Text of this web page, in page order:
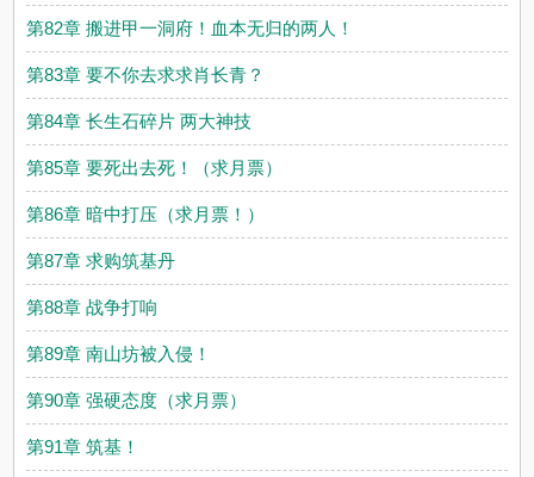
第82章 搬进甲一洞府！血本无归的两人！
第83章 要不你去求求肖长青？
第84章 长生石碎片 两大神技
第85章 要死出去死！（求月票）
第86章 暗中打压（求月票！）
第87章 求购筑基丹
第88章 战争打响
第89章 南山坊被入侵！
第90章 强硬态度（求月票）
第91章 筑基！